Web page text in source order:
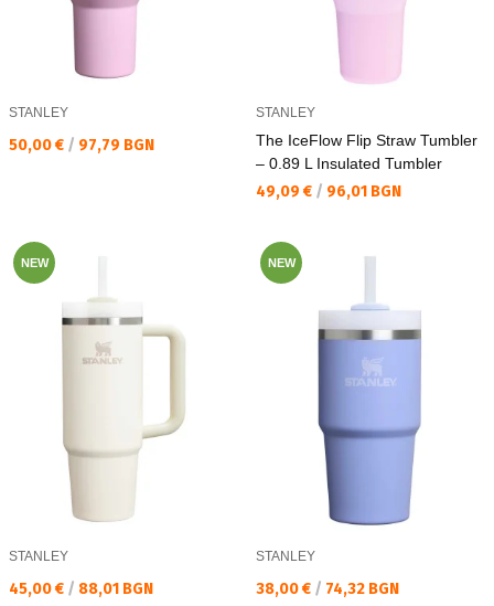
STANLEY
Текуща цена:
50,00 € / 97,79 BGN
STANLEY
The IceFlow Flip Straw Tumbler
– 0.89 L Insulated Tumbler
Текуща цена:
49,09 € / 96,01 BGN
NEW
STANLEY
Текуща цена:
45,00 € / 88,01 BGN
NEW
STANLEY
Текуща цена:
38,00 € / 74,32 BGN